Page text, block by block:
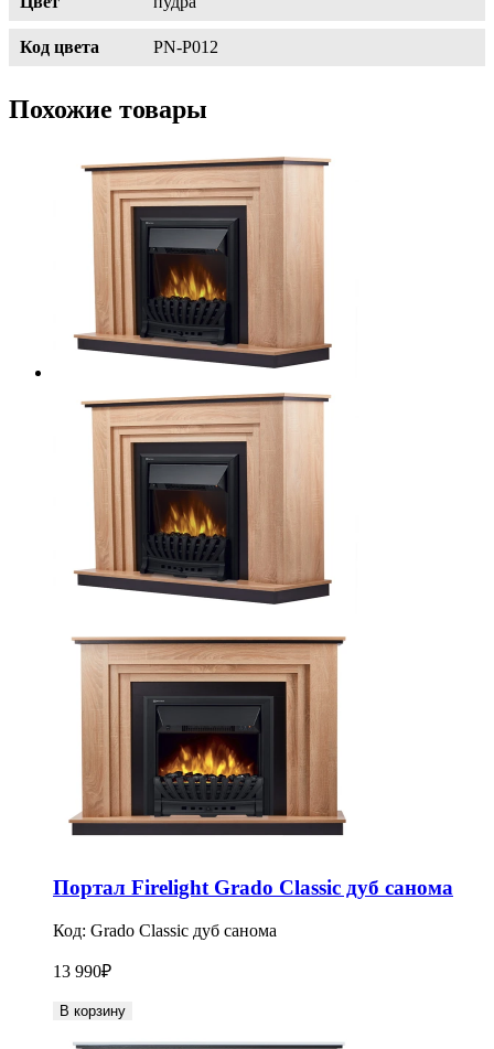
Код цвета PN-P012
Похожие товары
Портал Firelight Grado Classic дуб санома
Код: Grado Classic дуб санома
13 990₽
В корзину